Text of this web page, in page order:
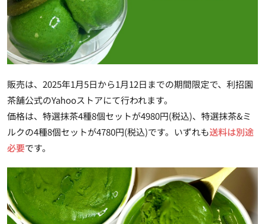
販売は、2025年1月5日から1月12日までの期間限定で、利招園
茶舗公式のYahooストアにて行われます。
価格は、 特選抹茶4種8個セットが4980円(税込)、特選抹茶&ミ
ルクの4種8個セットが4780円(税込)です。いずれも送料は別途
必要です。